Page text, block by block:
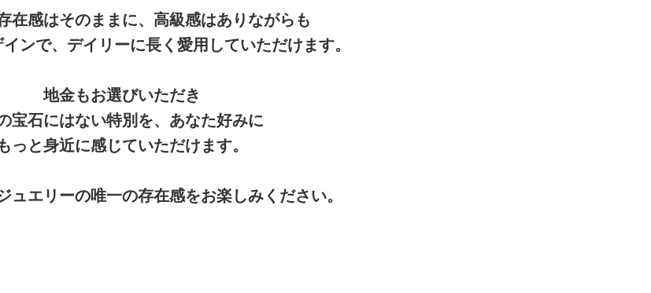
在感はそのままに、高級感はありながらも
ンで、デイリーに長く愛用していただけます。
地金もお選びいただき
宝石にはない特別を、あなた好みに
っと身近に感じていただけます。
ュエリーの唯一の存在感をお楽しみください。